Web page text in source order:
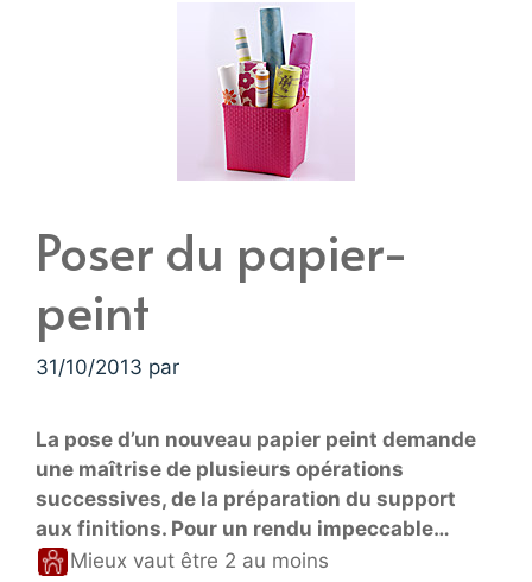
Poser du papier-
peint
31/10/2013 par
La pose d’un nouveau papier peint demande
une maîtrise de plusieurs opérations
successives, de la préparation du support
aux finitions. Pour un rendu impeccable…
Mieux vaut être 2 au moins